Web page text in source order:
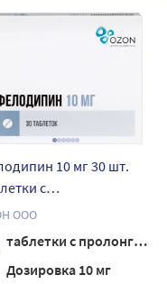
10 мг 30 шт.
с
пленочной
ООО
таблетки с пролонгированным высвобождением, покрытые пленочной оболочкой
Дозировка 10 мг